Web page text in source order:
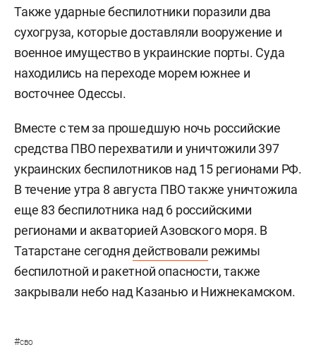
Также ударные беспилотники поразили два
сухогруза, которые доставляли вооружение и
военное имущество в украинские порты. Суда
находились на переходе морем южнее и
восточнее Одессы.
Вместе с тем за прошедшую ночь российские
средства ПВО перехватили и уничтожили 397
украинских беспилотников над 15 регионами РФ.
В течение утра 8 августа ПВО также уничтожила
еще 83 беспилотника над 6 российскими
регионами и акваторией Азовского моря. В
Татарстане сегоднядействовали режимы
беспилотной и ракетной опасности, также
закрывали небо над Казанью и Нижнекамском.
#сво